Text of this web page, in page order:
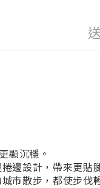
顯沉穩。
邊設計，帶來更
市散步，都使步伐